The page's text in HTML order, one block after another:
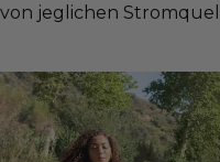
von jeglichen